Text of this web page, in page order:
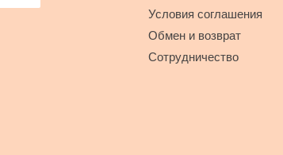
Условия соглашения
Обмен и возврат
Сотрудничество